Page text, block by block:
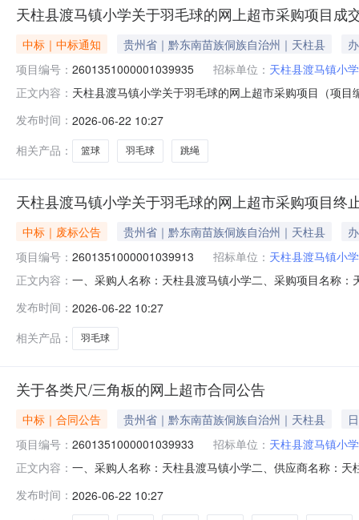
天柱县渡马镇小学关于羽毛球的网上超市采购项目成
中标｜中标通知 贵州省｜黔东南苗族侗族自治州｜天柱县
项目编号： 2601351000001039935 招标单位： 天柱县渡马镇小学
正文内容： 天柱县渡马镇小学关于羽毛球的网上超市采购项目（项
政区划编码:522627项目所在行政区划名称:贵州省黔东
发布时间： 2026-06-22 10:27
相关产品：
篮球 羽毛球 跳绳
天柱县渡马镇小学关于羽毛球的网上超市采购项目终
中标｜废标公告 贵州省｜黔东南苗族侗族自治州｜天柱县
项目编号： 2601351000001039913 招标单位： 天柱县渡马镇小学
正文内容： 一、采购人名称：天柱县渡马镇小学二、采购项目名称
渡马镇杨柳村联系人：联系电话：传真：2、采购代理机
发布时间： 2026-06-22 10:27
相关产品：
羽毛球
关于各类尺/三角板的网上超市合同公告
中标｜合同公告 贵州省｜黔东南苗族侗族自治州｜天柱县
项目编号： 2601351000001039933 招标单位： 天柱县渡马镇小学
正文内容： 一、采购人名称：天柱县渡马镇小学二、供应商名称：
*2+量角器文具4件晨光/MGARL96181,套30.0051502得
发布时间： 2026-06-22 10:27